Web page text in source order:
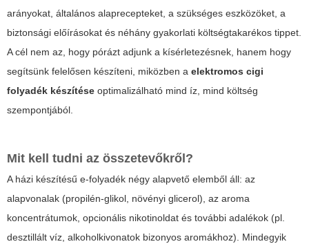
arányokat, általános alaprecepteket, a szükséges eszközöket, a
biztonsági előírásokat és néhány gyakorlati költségtakarékos tippet.
A cél nem az, hogy pórázt adjunk a kísérletezésnek, hanem hogy
segítsünk felelősen készíteni, miközben a elektromos cigi
folyadék készítése optimalizálható mind íz, mind költség
szempontjából.
Mit kell tudni az összetevőkről?
A házi készítésű e-folyadék négy alapvető elemből áll: az
alapvonalak (propilén-glikol, növényi glicerol), az aroma
koncentrátumok, opcionális nikotinoldat és további adalékok (pl.
desztillált víz, alkoholkivonatok bizonyos aromákhoz). Mindegyik